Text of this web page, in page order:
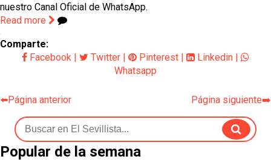
nuestro Canal Oficial de WhatsApp.
Read more
Comparte:
Facebook | Twitter | Pinterest | Linkedin |
Whatsapp
⬅️Página anterior Página siguiente➡️
Popular de la semana